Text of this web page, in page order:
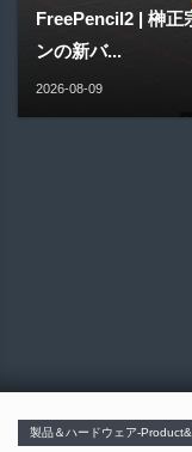
MingToon | 影・
Warudo向...
2026-08-09
FreePencil2 | 榊正
ンの新バ...
2026-08-09
GPT-Live × UE5
ター！...
2026-08-09
HairStyler |
場！
2026-08-09
Buldozer | Blender
ン！
2026-08-09
製品＆ハードウェア-